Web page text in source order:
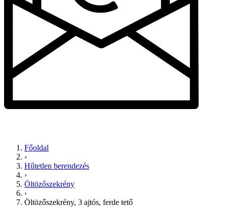
Főoldal
›
Hűtetlen berendezés
›
Öltözőszekrény
›
Öltözőszekrény, 3 ajtós, ferde tető